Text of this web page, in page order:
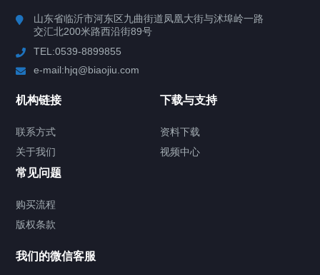
提交您的需求，免费获取产品资料
--亦可拨打我们的24小时服务咨询热线--
山东省临沂市河东区九曲街道凤凰大街与沭埠岭一路
交汇北200米路西沿街89号
TEL:0539-8899855
e-mail:hjq@biaojiu.com
机构链接
联系方式
关于我们
下载与支持
资料下载
视频中心
常见问题
购买流程
版权条款
我们的微信客服